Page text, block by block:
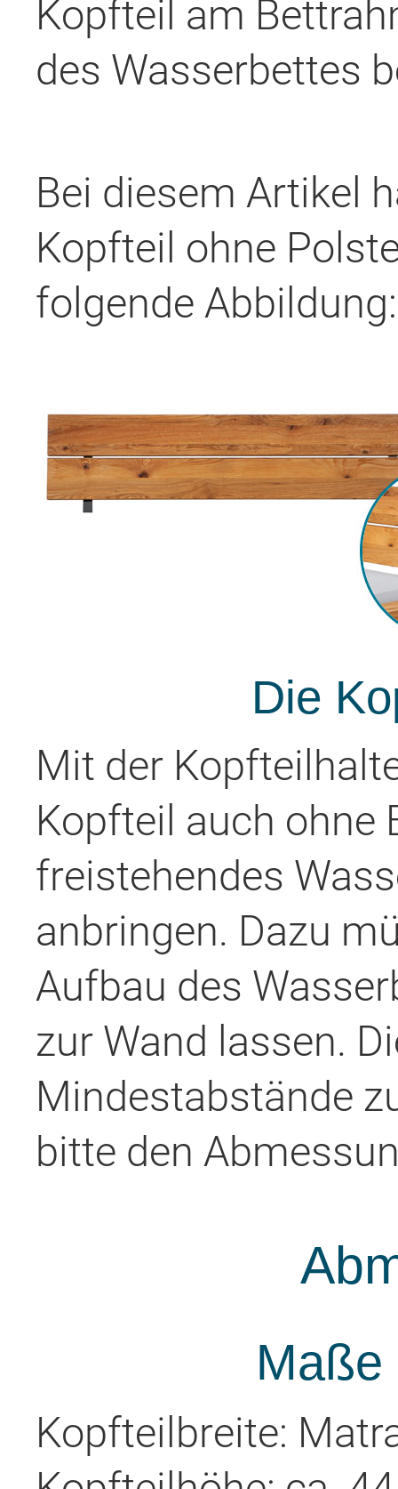
Kopfteil am
des Wasserbettes
Bei diesem Artikel
Kopfteil ohne
folgende Abbildung:
Die
Mit der
Kopfteil auch ohne
freistehendes
anbringen. Dazu
Aufbau des
zur Wand lassen.
Mindestabstände
bitte den
Maße
Kopfteilbreite: